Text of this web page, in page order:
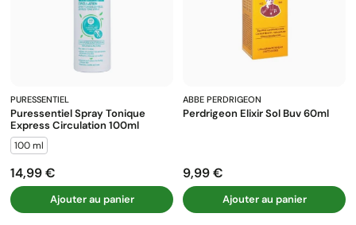
PURESSENTIEL
Puressentiel Spray Tonique
Express Circulation 100ml
100 ml
Prix
14,99 €
Ajouter au panier
ABBE PERDRIGEON
Perdrigeon Elixir Sol Buv 60ml
Prix
9,99 €
Ajouter au panier